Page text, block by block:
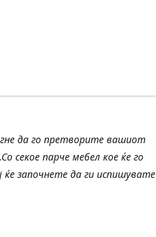
да го претворите вашиот
секое парче мебел кое ќе го
ќе започнете да ги испишувате